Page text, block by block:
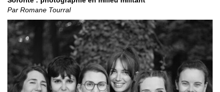
Par Romane Tourral